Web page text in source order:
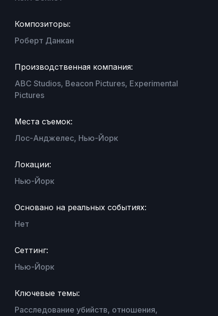
Композиторы:
Роберт Данкан
Производственная компания:
ABC Studios, Beacon Pictures, Experimental
Pictures
Места съемок:
Лос-Анджелес, Нью-Йорк
Локации:
Нью-Йорк
Основано на реальных событиях:
Нет
Сеттинг:
Нью-Йорк
Ключевые темы:
Расследование убийств, отношения,